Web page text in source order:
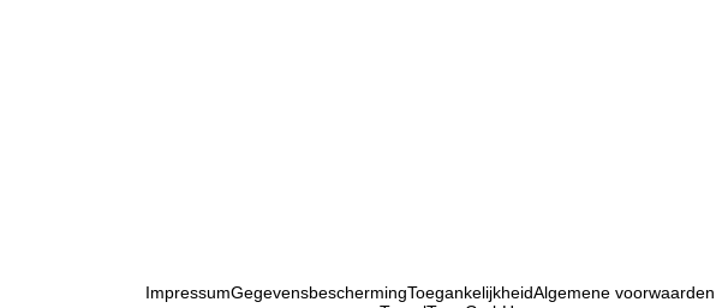
ImpressumGegevensbeschermingToegankelijkheidAlgemene voorwaarden